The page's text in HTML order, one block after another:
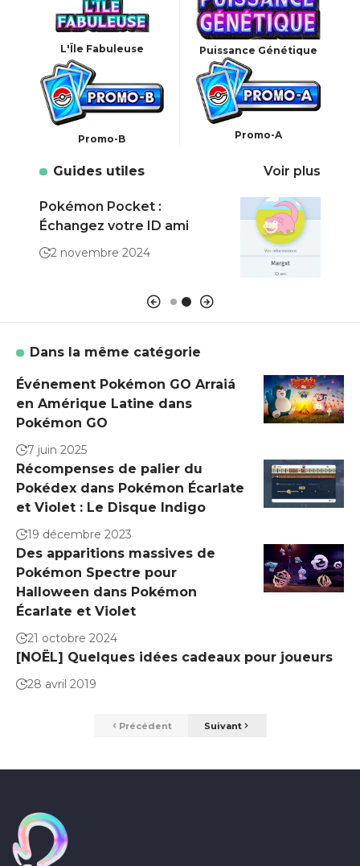
L'Ïle Fabuleuse Puissance Génétique
Promo-B Promo-A
Guides utiles Voir plus
Pokémon Pocket :
Échangez votre ID ami
2 novembre 2024
Dans la même catégorie
Événement Pokémon GO Arraiá
en Amérique Latine dans
Pokémon GO
7 juin 2025
Récompenses de palier du
Pokédex dans Pokémon Écarlate
et Violet : Le Disque Indigo
19 décembre 2023
Des apparitions massives de
Pokémon Spectre pour
Halloween dans Pokémon
Écarlate et Violet
21 octobre 2024
[NOËL] Quelques idées cadeaux pour joueurs
28 avril 2019
Précédent Suivant